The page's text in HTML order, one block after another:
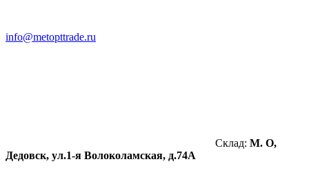
info@metopttrade.ru
Склад: М. О,
Дедовск, ул.1-я Волоколамская, д.74А